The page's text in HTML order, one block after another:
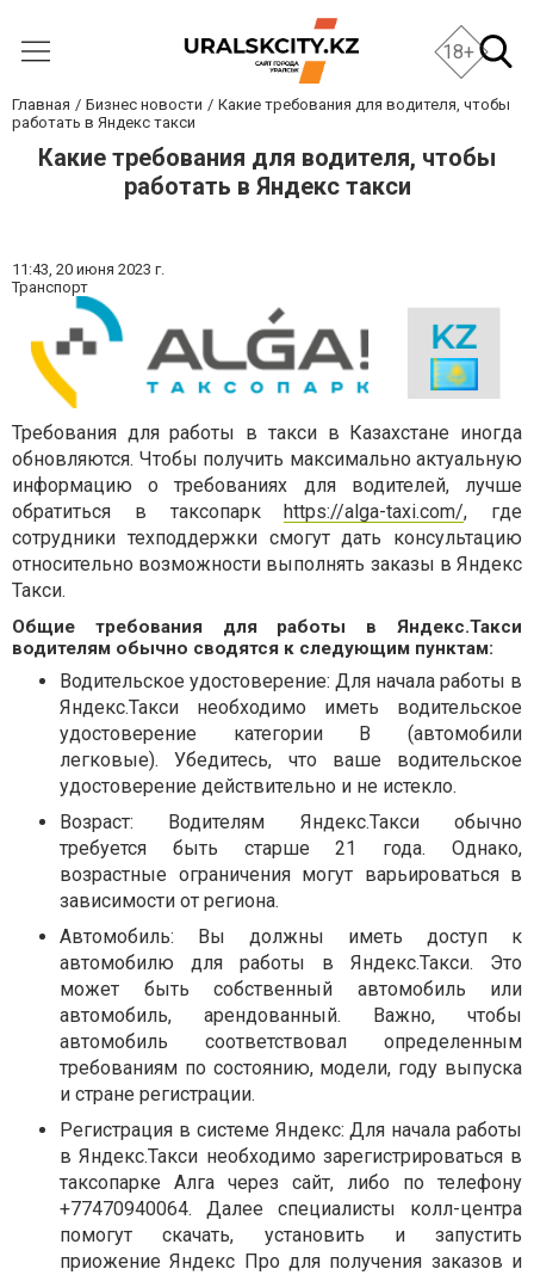
18+
Главная Бизнес новости
Какие требования для водителя, чтобы
работать в Яндекс такси
Какие требования для водителя, чтобы
работать в Яндекс такси
11:43, 20 июня 2023 г.
Транспорт
Требования для работы в такси в Казахстане иногда
обновляются. Чтобы получить максимально актуальную
информацию о требованиях для водителей, лучше
обратиться в таксопарк https://alga-taxi.com/, где
сотрудники техподдержки смогут дать консультацию
относительно возможности выполнять заказы в Яндекс
Такси.
Общие требования для работы в Яндекс.Такси
водителям обычно сводятся к следующим пунктам:
Водительское удостоверение: Для начала работы в
Яндекс.Такси необходимо иметь водительское
удостоверение категории B (автомобили
легковые). Убедитесь, что ваше водительское
удостоверение действительно и не истекло.
Возраст: Водителям Яндекс.Такси обычно
требуется быть старше 21 года. Однако,
возрастные ограничения могут варьироваться в
зависимости от региона.
Автомобиль: Вы должны иметь доступ к
автомобилю для работы в Яндекс.Такси. Это
может быть собственный автомобиль или
автомобиль, арендованный. Важно, чтобы
автомобиль соответствовал определенным
требованиям по состоянию, модели, году выпуска
и стране регистрации.
Регистрация в системе Яндекс: Для начала работы
в Яндекс.Такси необходимо зарегистрироваться в
таксопарке Алга через сайт, либо по телефону
+77470940064. Далее специалисты колл-центра
помогут скачать, установить и запустить
приожение Яндекс Про для получения заказов и